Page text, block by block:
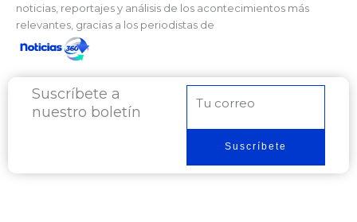
noticias, reportajes y análisis de los acontecimientos más
relevantes, gracias a los periodistas de
Suscríbete a
nuestro boletín
electrónico
Suscríbete